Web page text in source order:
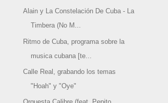
Alain y La Constelación De Cuba - La
Timbera (No M...
Ritmo de Cuba, programa sobre la
musica cubana [te...
Calle Real, grabando los temas
"Hoah" y "Oye"